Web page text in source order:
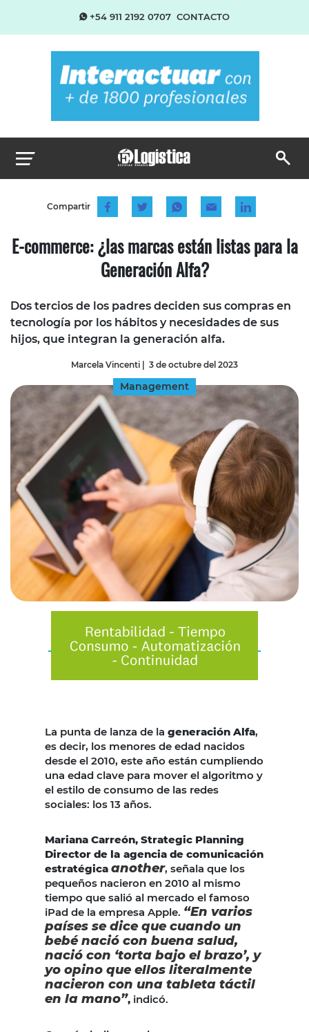
+54 911 2192 0707 CONTACTO
Compartir
E-commerce: ¿las marcas están listas para la
Generación Alfa?
Dos tercios de los padres deciden sus compras en
tecnología por los hábitos y necesidades de sus
hijos, que integran la generación alfa.
Marcela Vincenti | 3 de octubre del 2023
Management
La punta de lanza de la generación Alfa,
es decir, los menores de edad nacidos
desde el 2010, este año están cumpliendo
una edad clave para mover el algoritmo y
el estilo de consumo de las redes
sociales: los 13 años.
Mariana Carreón, Strategic Planning
Director de la agencia de comunicación
estratégica another, señala que los
pequeños nacieron en 2010 al mismo
tiempo que salió al mercado el famoso
iPad de la empresa Apple. “En varios
países se dice que cuando un
bebé nació con buena salud,
nació con ‘torta bajo el brazo’, y
yo opino que ellos literalmente
nacieron con una tableta táctil
en la mano”, indicó.